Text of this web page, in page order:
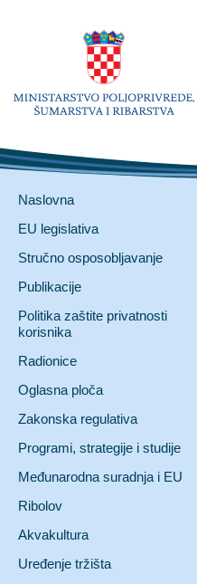
Naslovna
EU legislativa
Stručno osposobljavanje
Publikacije
Politika zaštite privatnosti
korisnika
Radionice
Oglasna ploča
Zakonska regulativa
Programi, strategije i studije
Međunarodna suradnja i EU
Ribolov
Akvakultura
Uređenje tržišta